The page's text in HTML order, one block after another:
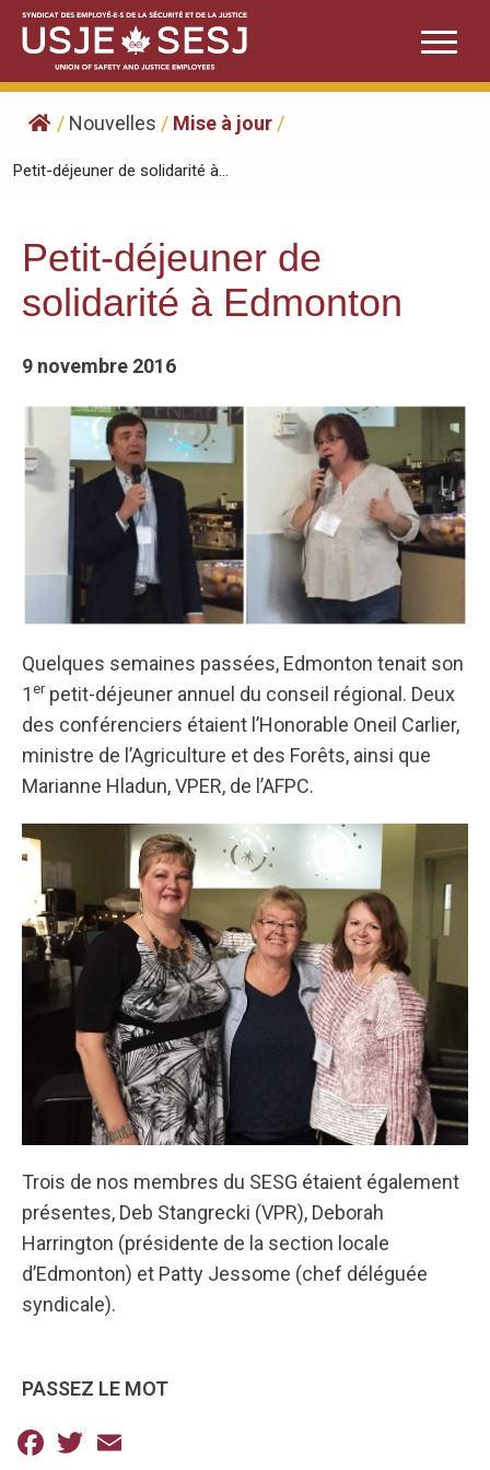
Skip
content
/ Nouvelles / Mise à jour /
​Petit-déjeuner de solidarité à...
​Petit-déjeuner de
solidarité à Edmonton
9 novembre 2016
Quelques semaines passées, Edmonton tenait son
1erpetit-déjeuner annuel du conseil régional. Deux
des conférenciers étaient l’Honorable Oneil Carlier,
ministre de l’Agriculture et des Forêts, ainsi que
Marianne Hladun, VPER, de l’AFPC.
Trois de nos membres du SESG étaient également
présentes, Deb Stangrecki (VPR), Deborah
Harrington (présidente de la section locale
d’Edmonton) et Patty Jessome (chef déléguée
syndicale).
PASSEZ LE MOT
Facebook
Twitter